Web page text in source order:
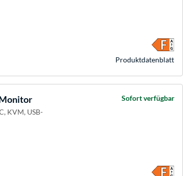
Produkt­datenblatt
KVM, USB-
Sofort verfügbar